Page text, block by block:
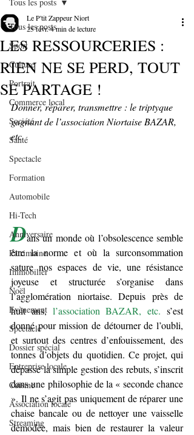
Tous les posts
Sport
Culture
Portrait
Commerce local
Société
Santé
Spectacle
Formation
Automobile
Hi-Tech
Anniversaire
Patrimoine
Immobilier
Noël
Evènement
Spectacle
Dossier spécial
Entreprise locale
Cuisine
Association locale
Streaming
LES RESSOURCERIES :
RIEN NE SE PERD, TOUT
SE PARTAGE !
Le P'tit Zappeur Niort
25 févr.4 min de lecture
Donner, réparer, transmettre : le triptyque
gagnant de l’association Niortaise BAZAR,
etc.
Dans un monde où l’obsolescence semble
être la norme et où la surconsommation
sature nos espaces de vie, une résistance
joyeuse et structurée s’organise dans
l’agglomération niortaise. Depuis près de
huit ans, l’association BAZAR, etc. s’est
donné pour mission de détourner de l’oubli,
et surtout des centres d’enfouissement, des
tonnes d’objets du quotidien. Ce projet, qui
dépasse la simple gestion des rebuts, s’inscrit
dans une philosophie de la « seconde chance
». Il ne s’agit pas uniquement de réparer une
chaise bancale ou de nettoyer une vaisselle
démodée, mais bien de restaurer la valeur